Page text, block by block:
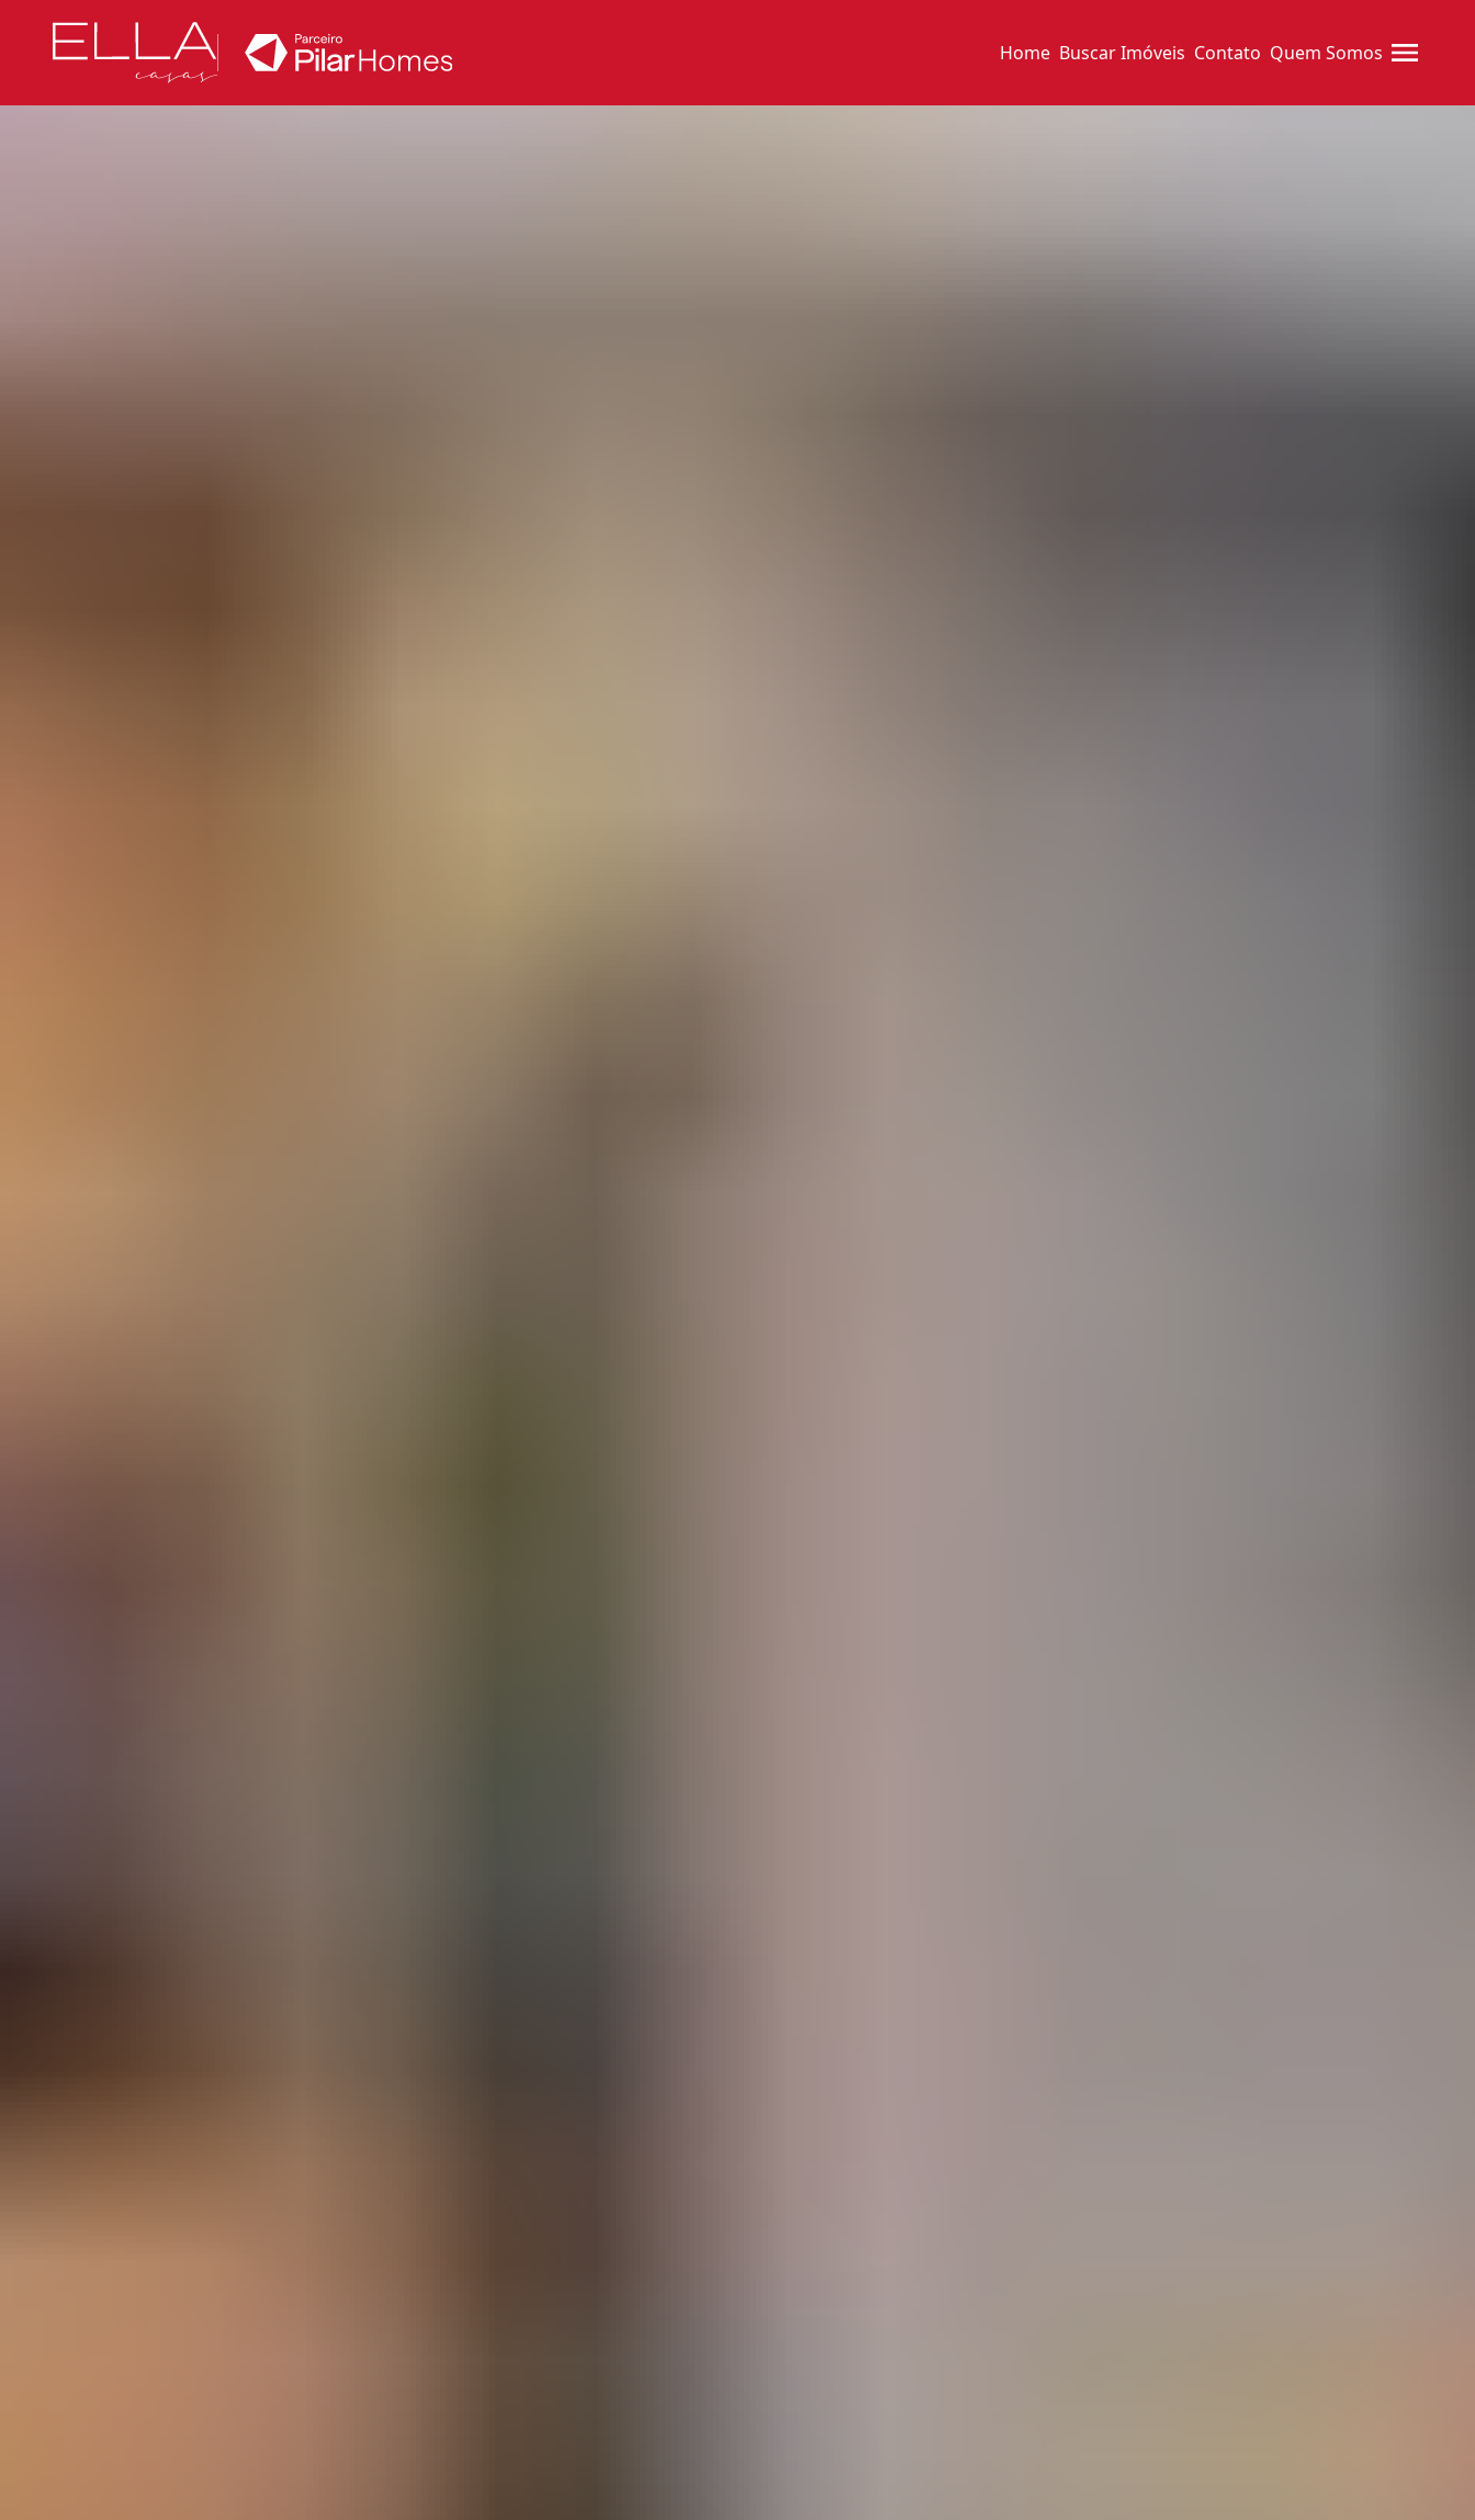
Home Buscar Imóveis Contato Quem Somos